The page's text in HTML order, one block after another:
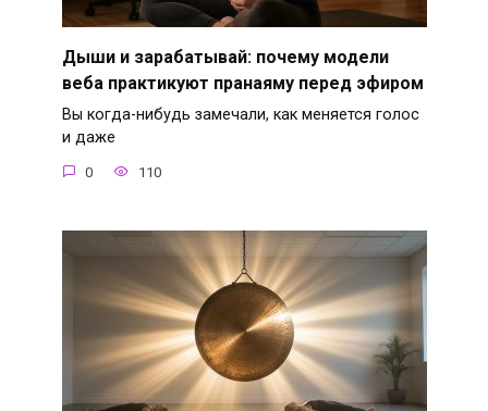
Дыши и зарабатывай: почему модели
веба практикуют пранаяму перед эфиром
Вы когда-нибудь замечали, как меняется голос
и даже
0 110